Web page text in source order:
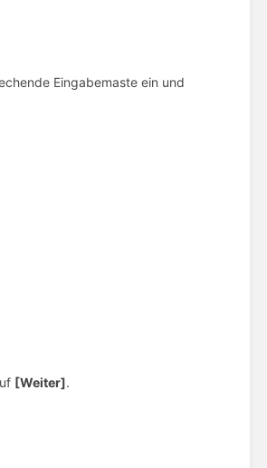
Eingabemaste ein und
[Weiter].